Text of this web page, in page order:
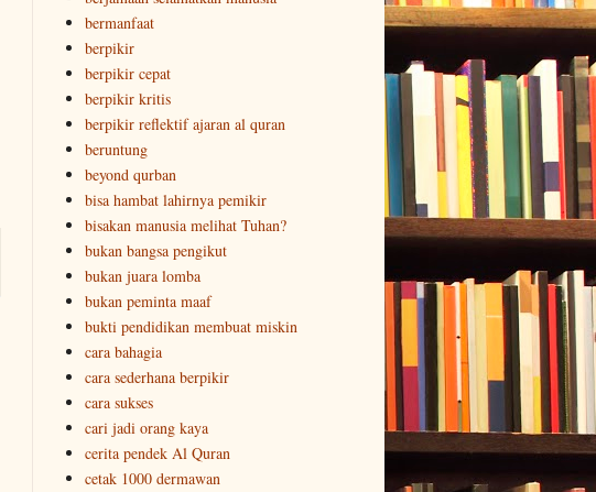
bermanfaat
berpikir
berpikir cepat
berpikir kritis
berpikir reflektif ajaran al quran
beruntung
beyond qurban
bisa hambat lahirnya pemikir
bisakan manusia melihat Tuhan?
bukan bangsa pengikut
bukan juara lomba
bukan peminta maaf
bukti pendidikan membuat miskin
cara bahagia
cara sederhana berpikir
cara sukses
cari jadi orang kaya
cerita pendek Al Quran
cetak 1000 dermawan